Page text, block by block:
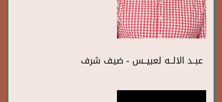
عبــد الالــه لعبيــس - ضيف شرف